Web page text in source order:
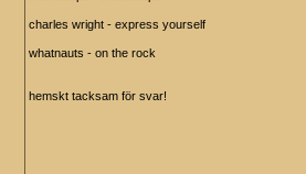
charles wright - express yourself
whatnauts - on the rock
hemskt tacksam för svar!